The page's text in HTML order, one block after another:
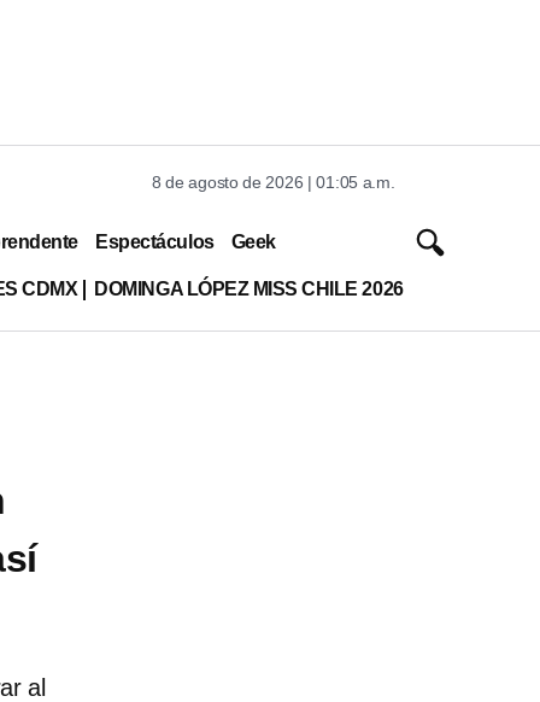
8 de agosto de 2026 | 01:05 a.m.
Espectáculos Geek
CDMX DOMINGA LÓPEZ MISS CHILE 2026
al